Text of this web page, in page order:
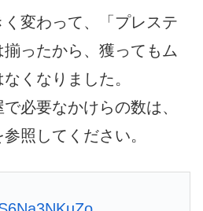
変わって、「プレステ
ったから、獲ってもム
くなりました。
必要なかけらの数は、
照してください。